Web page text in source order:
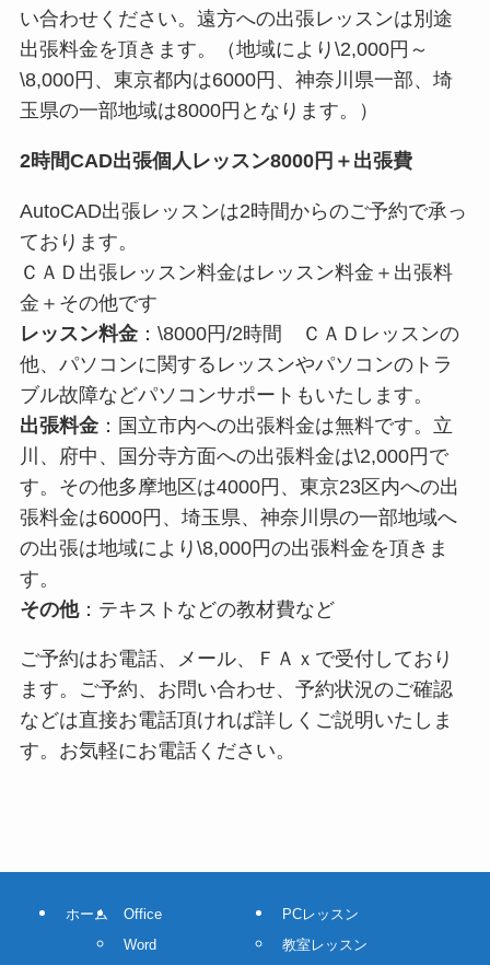
い合わせください。遠方への出張レッスンは別途
出張料金を頂きます。（地域により\2,000円～
\8,000円、東京都内は6000円、神奈川県一部、埼
玉県の一部地域は8000円となります。）
2時間CAD出張個人レッスン8000円＋出張費
AutoCAD出張レッスンは2時間からのご予約で承っ
ております。
ＣＡＤ出張レッスン料金はレッスン料金＋出張料
金＋その他です
レッスン料金：\8000円/2時間 ＣＡＤレッスンの
他、パソコンに関するレッスンやパソコンのトラ
ブル故障などパソコンサポートもいたします。
出張料金：国立市内への出張料金は無料です。立
川、府中、国分寺方面への出張料金は\2,000円で
す。その他多摩地区は4000円、東京23区内への出
張料金は6000円、埼玉県、神奈川県の一部地域へ
の出張は地域により\8,000円の出張料金を頂きま
す。
その他：テキストなどの教材費など
ご予約はお電話、メール、ＦＡｘで受付しており
ます。ご予約、お問い合わせ、予約状況のご確認
などは直接お電話頂ければ詳しくご説明いたしま
す。お気軽にお電話ください。
ホーム
Office
Word
PCレッスン
教室レッスン